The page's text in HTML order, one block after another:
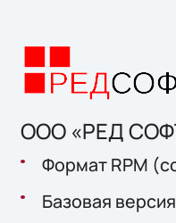
ООО «РЕД
Формат RPM
Базовая